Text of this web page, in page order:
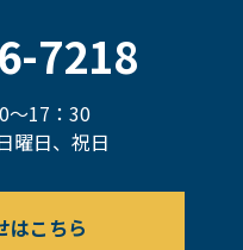
7218
～17：30
曜日、祝日
はこちら